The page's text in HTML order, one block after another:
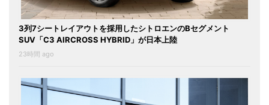
3列7シートレイアウトを採用したシトロエンのBセグメント
SUV「C3 AIRCROSS HYBRID」が日本上陸
23時間 ago